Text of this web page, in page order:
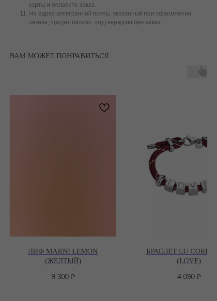
карты и оплатите заказ.
На адрес электронной почты, указанный при оформлении
заказа, придет письмо, подтверждающее заказ.
ВАМ МОЖЕТ ПОНРАВИТЬСЯ
ЛИФ MARNI LEMON
(ЖЕЛТЫЙ)
9 300 ₽
БРАСЛЕТ LU CORD
(LOVE)
4 090 ₽